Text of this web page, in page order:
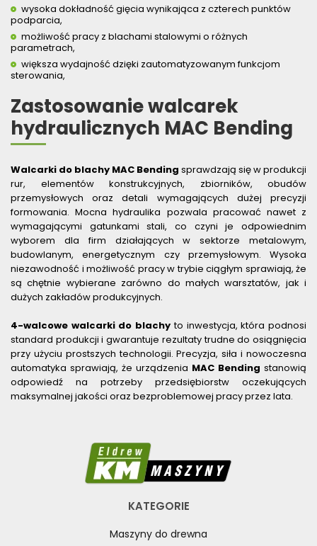
wysoka dokładność gięcia wynikająca z czterech punktów
podparcia,
możliwość pracy z blachami stalowymi o różnych
parametrach,
większa wydajność dzięki zautomatyzowanym funkcjom
sterowania,
Zastosowanie walcarek
hydraulicznych MAC Bending
Walcarki do blachy MAC Bending sprawdzają się w produkcji
rur, elementów konstrukcyjnych, zbiorników, obudów
przemysłowych oraz detali wymagających dużej precyzji
formowania. Mocna hydraulika pozwala pracować nawet z
wymagającymi gatunkami stali, co czyni je odpowiednim
wyborem dla firm działających w sektorze metalowym,
budowlanym, energetycznym czy przemysłowym. Wysoka
niezawodność i możliwość pracy w trybie ciągłym sprawiają, że
są chętnie wybierane zarówno do małych warsztatów, jak i
dużych zakładów produkcyjnych.
4-walcowe walcarki do blachy to inwestycja, która podnosi
standard produkcji i gwarantuje rezultaty trudne do osiągnięcia
przy użyciu prostszych technologii. Precyzja, siła i nowoczesna
automatyka sprawiają, że urządzenia MAC Bending stanowią
odpowiedź na potrzeby przedsiębiorstw oczekujących
maksymalnej jakości oraz bezproblemowej pracy przez lata.
KATEGORIE
Maszyny do drewna